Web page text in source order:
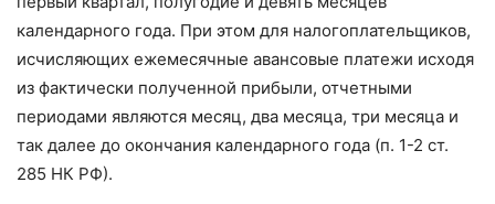
календарного года. При этом для налогоплательщиков,
исчисляющих ежемесячные авансовые платежи исходя
из фактически полученной прибыли, отчетными
периодами являются месяц, два месяца, три месяца и
так далее до окончания календарного года (п. 1-2 ст.
285 НК РФ).